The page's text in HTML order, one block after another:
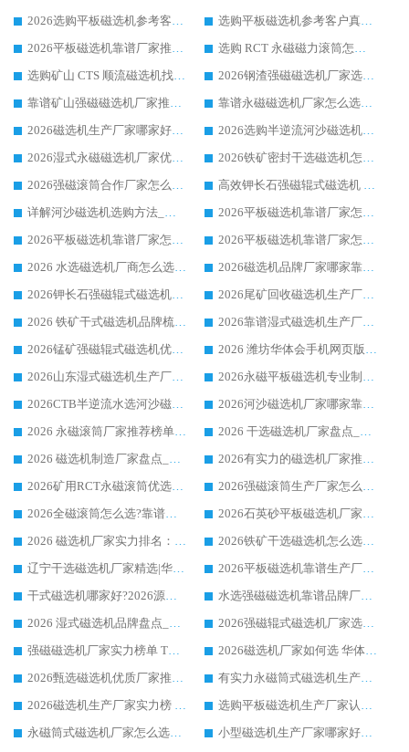
2026选购平板磁选机参考客户真实体验，华体会手机网页版-华体会(中国) 厂家行业口碑排名前列
选购平板磁选机参考客户真实体验，华体会手机网页版-华体会(中国) 厂家依托行业口碑收获大量客户认可
2026平板磁选机靠谱厂家推荐_ 华体会手机网页版-华体会(中国) 凭借良好口碑获得众多客户认可
选购 RCT 永磁磁力滚筒怎么选?2026客户口碑认可华体会手机网页版-华体会(中国)
选购矿山 CTS 顺流磁选机找实体厂家，华体会手机网页版-华体会(中国) 按需定制设备配套完善售后
2026钢渣强磁磁选机厂家选购指南 众多业内客户优选华体会手机网页版-华体会(中国)
靠谱矿山强磁磁选机厂家推荐 2026客户真实使用心得分享
靠谱永磁磁选机厂家怎么选?福建客户真实体验分享华体会手机网页版-华体会(中国) 品牌
2026磁选机生产厂家哪家好?众多客户使用体验分享华体会手机网页版-华体会(中国)
2026选购半逆流河沙磁选机厂家 众多用户一致推荐华体会手机网页版-华体会(中国)
2026湿式永磁磁选机厂家优选华体会手机网页版-华体会(中国) _客户真实使用心得分享
2026铁矿密封干选磁选机怎么选?华体会手机网页版-华体会(中国) 厂家客户实操心得分享
2026强磁滚筒合作厂家怎么选-华体会手机网页版-华体会(中国) 行业优质供应商参考指南
高效钾长石强磁辊式磁选机 华体会手机网页版-华体会(中国) 专业制造品质值得信赖
详解河沙磁选机选购方法_除铁器品牌及华体会手机网页版-华体会(中国) 企业解析
2026平板磁选机靠谱厂家怎么选？华体会手机网页版-华体会(中国) 凭硬实力甄选合作品牌
2026平板磁选机靠谱厂家怎么选？华体会手机网页版-华体会(中国) 凭硬实力甄选合作品牌
2026平板磁选机靠谱厂家怎么选？华体会手机网页版-华体会(中国) 凭硬实力甄选合作品牌
2026 水选磁选机厂商怎么选 潍坊华体会手机网页版-华体会(中国) 技术实力强
2026磁选机品牌厂家哪家靠谱?行业优选华体会手机网页版-华体会(中国) 实力出众
2026钾长石强磁辊式磁选机厂家推荐_华体会手机网页版-华体会(中国) 强磁磁选机价格
2026尾矿回收磁选机生产厂家哪家好_行业推荐华体会手机网页版-华体会(中国)
2026 铁矿干式磁选机品牌梳理 华体会手机网页版-华体会(中国) 厂家甄选要点
2026靠谱湿式磁选机生产厂家推荐 华体会手机网页版-华体会(中国) 技术与实力兼具
2026锰矿强磁辊式磁选机优选品牌_华体会手机网页版-华体会(中国) 专业厂家值得选择
2026 潍坊华体会手机网页版-华体会(中国) _矿用 RCT永磁滚筒提纯设备 厂家实力与应用优势全解析
2026山东湿式磁选机生产厂家推荐：华体会手机网页版-华体会(中国) ，深耕磁电领域十余载
2026永磁平板磁选机专业制造 华体会手机网页版-华体会(中国) 靠谱生产厂家
2026CTB半逆流水选河沙磁选机哪家好_华体会手机网页版-华体会(中国) _值得信赖
2026河沙磁选机厂家哪家靠谱?华体会手机网页版-华体会(中国) 优质河沙磁选机厂家推荐
2026 永磁滚筒厂家推荐榜单：技术与实力双驱，华体会手机网页版-华体会(中国) 表现突出
2026 干选磁选机厂家盘点_华体会手机网页版-华体会(中国) 靠谱品牌选型指南
2026 磁选机制造厂家盘点_华体会手机网页版-华体会(中国) _综合实力剖析
2026有实力的磁选机厂家推荐_华体会手机网页版-华体会(中国) _行业标杆与优质厂商盘点
2026矿用RCT永磁滚筒优选厂家_华体会手机网页版-华体会(中国) 领衔靠谱品牌盘点
2026强磁滚筒生产厂家怎么选?行业口碑推荐华体会手机网页版-华体会(中国)
2026全磁滚筒怎么选?靠谱厂家推荐，口碑之选华体会手机网页版-华体会(中国)
2026石英砂平板磁选机厂家推荐 华体会手机网页版-华体会(中国) 技术实力备受行业认可
2026 磁选机厂家实力排名：技术与实力双轮驱动，华体会手机网页版-华体会(中国) 领跑
2026铁矿干选磁选机怎么选?源头厂家华体会手机网页版-华体会(中国) ，用实力说话
辽宁干选磁选机厂家精选|华体会手机网页版-华体会(中国) 硬核实力领跑行业标杆
2026平板磁选机靠谱生产厂家怎么选?行业标杆华体会手机网页版-华体会(中国) ，凭硬实力脱颖而出
干式磁选机哪家好?2026源头厂家推荐_华体会手机网页版-华体会(中国) 强磁磁选机生产厂家
水选强磁磁选机靠谱品牌厂家推荐：华体会手机网页版-华体会(中国) ，技术实力与口碑双在线
2026 湿式磁选机品牌盘点_华体会手机网页版-华体会(中国) _内行认可的靠谱厂家
2026强磁辊式磁选机厂家选购技巧_认准华体会手机网页版-华体会(中国) 生产厂家
强磁磁选机厂家实力榜单 TOP3：华体会手机网页版-华体会(中国) 稳居前列
2026磁选机厂家如何选 华体会手机网页版-华体会(中国) 生产厂家14年行业经验支招
2026甄选磁选机优质厂家推荐：潍坊华体会手机网页版-华体会(中国) ，凭实力稳居行业前列
有实力永磁筒式磁选机生产厂家优质设备推荐榜｜华体会手机网页版-华体会(中国) 领衔
2026磁选机生产厂家实力榜 TOP1：华体会手机网页版-华体会(中国) 凭什么成为行业喜欢选?
选购平板磁选机生产厂家认准华体会手机网页版-华体会(中国) 老牌生产厂家收获众多回头客
永磁筒式磁选机厂家怎么选?14 年老厂华体会手机网页版-华体会(中国) 凭实力出圈，这 5 大优势太圈粉
小型磁选机生产厂家哪家好?2026 年实测推荐，华体会手机网页版-华体会(中国) 十年口碑厂值得闭眼入